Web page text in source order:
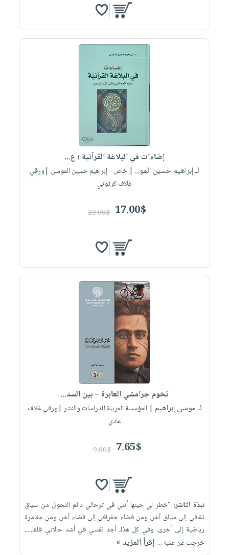
إضاءات في البلاغة القرآنية ؛ ع...
لـ إبراهيم حسين المو... | خاص - إبراهيم حسين الموسى |ورقي
غلاف كرتوني
17.00$
20.00$
تخوم جرامشي العابرة – بين السد...
لـ موسى إبراهيم | المؤسسة العربية للدراسات والنشر |ورقي غلاف
عادي
7.65$
9.00$
نبذة الناشر: "خطر لي حينها أنني في ترحالي دائم التحول من سياق
ثقافي إلى سياق آخر. ومن فضاء جغرافي إلى فضاء آخر. ومن مغامرة
رياضية إلى أخرى. وفي كل هذا، أجد نفسي في أشد حالاتي قلقا.....
خرجت عن عتبة ... إقرأ المزيد »